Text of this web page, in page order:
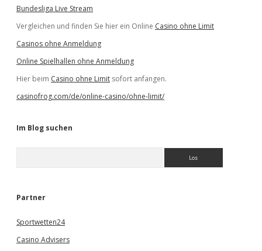
Bundesliga Live Stream
Vergleichen und finden Sie hier ein Online Casino ohne Limit
Casinos ohne Anmeldung
Online Spielhallen ohne Anmeldung
Hier beim Casino ohne Limit sofort anfangen.
casinofrog.com/de/online-casino/ohne-limit/
Im Blog suchen
e
Partner
Sportwetten24
Casino Advisers